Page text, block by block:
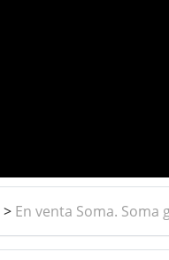
> En venta Soma.